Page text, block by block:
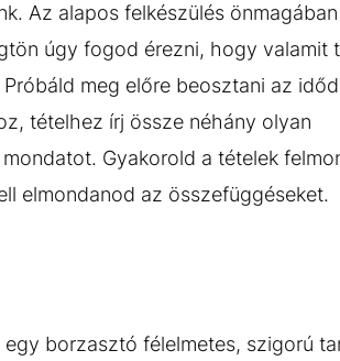
Az alapos felkészülés
úgy fogod érezni, hogy valamit
meg előre beosztani az
tételhez írj össze néhány olyan
Gyakorold a tételek
elmondanod az összefüggéseket.
borzasztó félelmetes, szigorú